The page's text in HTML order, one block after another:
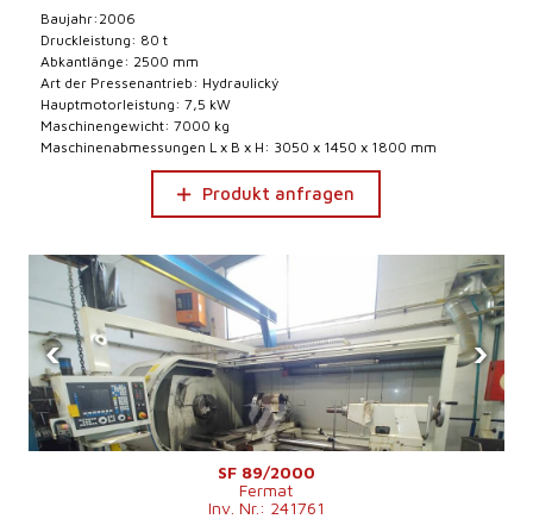
Baujahr:2006
Druckleistung: 80 t
Abkantlänge: 2500 mm
Art der Pressenantrieb: Hydraulický
Hauptmotorleistung: 7,5 kW
Maschinengewicht: 7000 kg
Maschinenabmessungen L x B x H: 3050 x 1450 x 1800 mm
Produkt anfragen
‹ ›
SF 89/2000
Fermat
Inv. Nr.: 241761